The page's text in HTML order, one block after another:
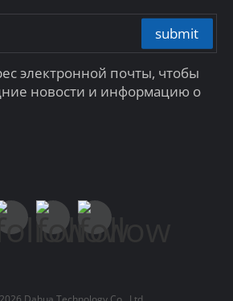
submit
электронной почты, чтобы
новости и информацию о